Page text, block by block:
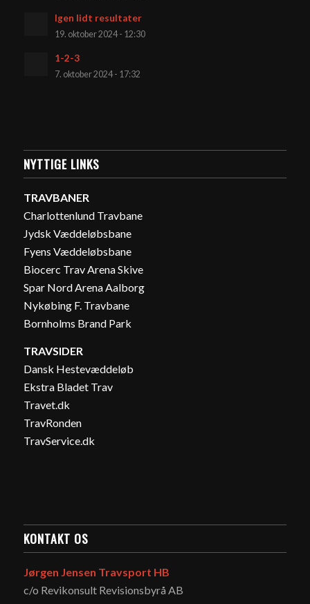
Igen lidt resultater
19. oktober 2024 - 12:30
1-2-3
7. oktober 2024 - 17:32
NYTTIGE LINKS
TRAVBANER
Charlottenlund Travbane
Jydsk Væddeløbsbane
Fyens Væddeløbsbane
Biocerc Trav Arena Skive
Spar Nord Arena Aalborg
Nykøbing F. Travbane
Bornholms Brand Park
TRAVSIDER
Dansk Hestevæddeløb
Ekstra Bladet Trav
Travet.dk
TravRonden
TravService.dk
KONTAKT OS
Jørgen Jensen Travsport HB
c/o Revikonsult Revisionsbyrå AB